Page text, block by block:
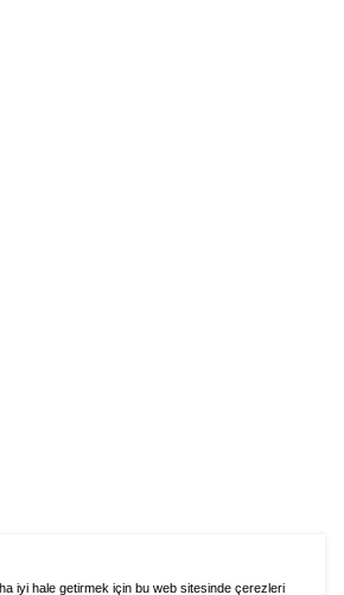
iyi hale getirmek için bu web sitesinde çerezleri